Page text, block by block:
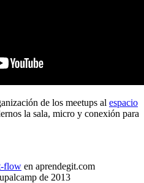
de los meetups al espacio
la sala, micro y conexión para
flow en aprendegit.com
de 2013